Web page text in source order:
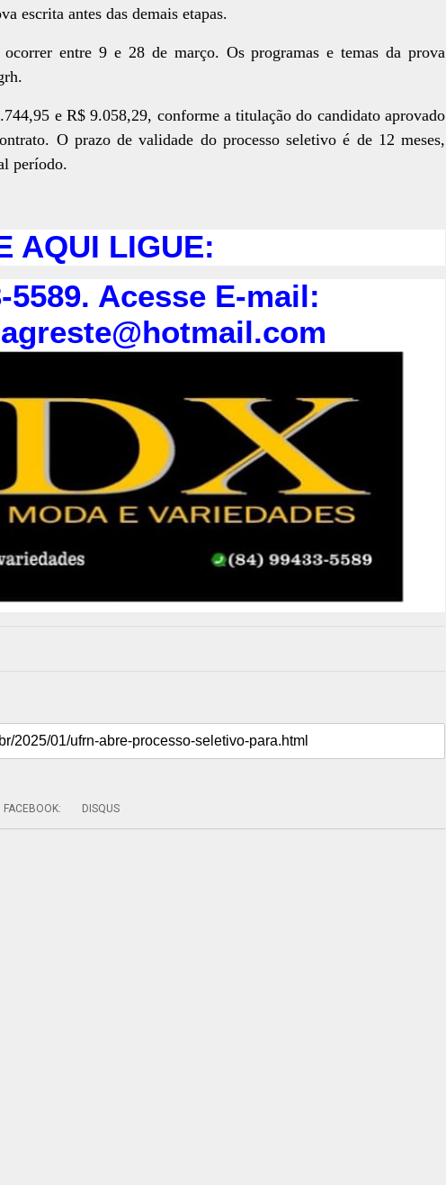
escrita antes das demais etapas.
entre 9 e 28 de março. Os programas e temas da prova
e R$ 9.058,29, conforme a titulação do candidato aprovado
O prazo de validade do processo seletivo é de 12 meses,
período.
LIGUE:
5589. Acesse E-mail:
FACEBOOK: DISQUS